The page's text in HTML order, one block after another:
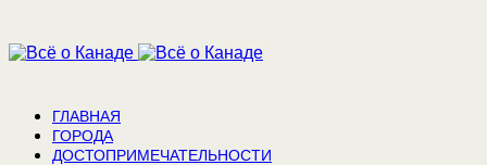
ГЛАВНАЯ
ГОРОДА
ДОСТОПРИМЕЧАТЕЛЬНОСТИ